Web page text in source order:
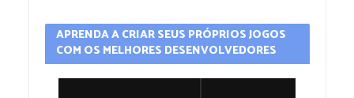
APRENDA A CRIAR SEUS PRÓPRIOS JOGOS
COM OS MELHORES DESENVOLVEDORES